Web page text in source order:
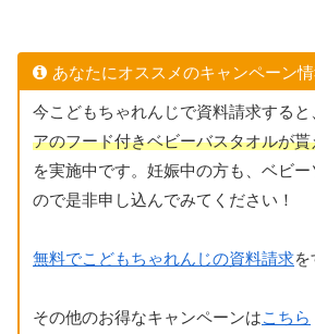
あなたにオススメのキャンペーン
今こどもちゃれんじで資料請求すると
アのフード付きベビーバスタオルが貰
を実施中です。妊娠中の方も、ベビ
ので是非申し込んでみてください！
無料でこどもちゃれんじの資料請求を
その他のお得なキャンペーンはこちら